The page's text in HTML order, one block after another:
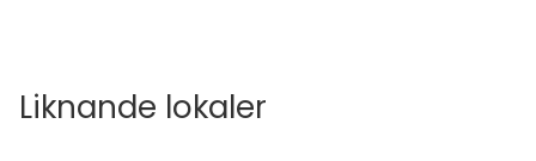
Liknande lokaler